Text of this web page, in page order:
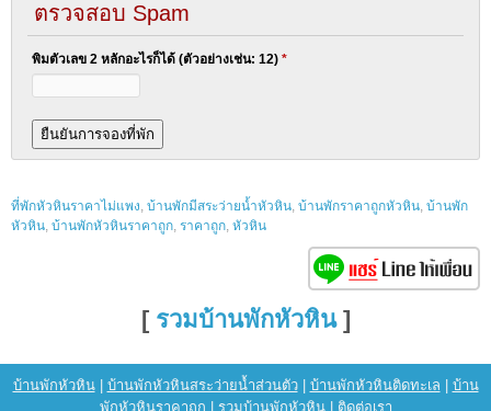
ตรวจสอบ Spam
พิมตัวเลข 2 หลักอะไรก็ได้ (ตัวอย่างเช่น: 12) *
ที่พักหัวหินราคาไม่แพง, บ้านพักมีสระว่ายน้ำหัวหิน, บ้านพักราคาถูกหัวหิน, บ้านพัก
หัวหิน, บ้านพักหัวหินราคาถูก, ราคาถูก, หัวหิน
[ รวมบ้านพักหัวหิน]
บ้านพักหัวหิน| บ้านพักหัวหินสระว่ายน้ำส่วนตัว| บ้านพักหัวหินติดทะเล
บ้าน
พักหัวหินราคาถูก
รวมบ้านพักหัวหิน| ติดต่อเรา